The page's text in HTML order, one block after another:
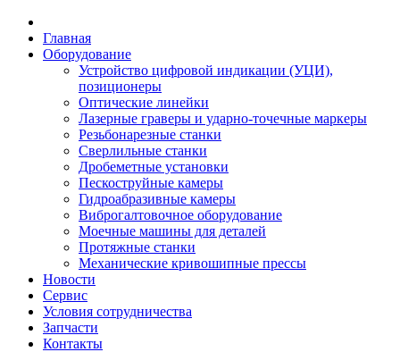
Главная
Оборудование
Устройство цифровой индикации (УЦИ),
позиционеры
Оптические линейки
Лазерные граверы и ударно-точечные маркеры
Резьбонарезные станки
Сверлильные станки
Дробеметные установки
Пескоструйные камеры
Гидроабразивные камеры
Виброгалтовочное оборудование
Моечные машины для деталей
Протяжные станки
Механические кривошипные прессы
Новости
Сервис
Условия сотрудничества
Запчасти
Контакты